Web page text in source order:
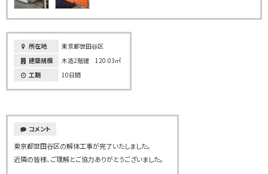
所在地
東京都世田谷区
建築規模
木造2階建 120.03㎡
工期
10日間
コメント
東京都世田谷区の解体工事が完了いたしました。
近隣の皆様、ご理解とご協力ありがとうございました。